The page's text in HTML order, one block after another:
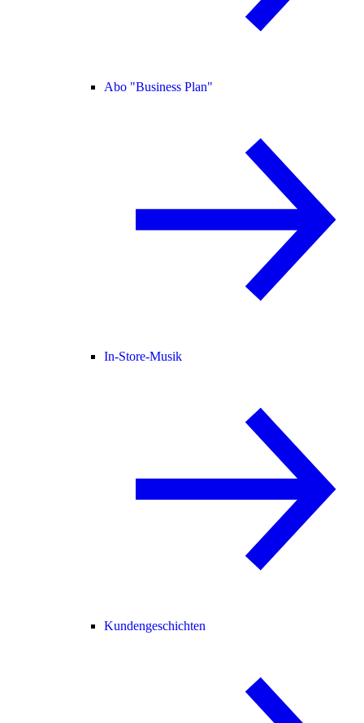
Abo "Business Plan"
In-Store-Musik
Kundengeschichten